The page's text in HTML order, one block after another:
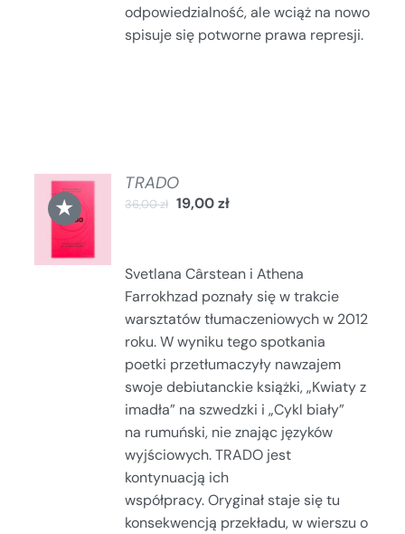
odpowiedzialność, ale wciąż na nowo
spisuje się potworne prawa represji.
★
DODAJ
DO
KOSZYKA
/
SZCZEGÓŁY
TRADO
36,00zł 19,00zł
Svetlana Cârstean i Athena
Farrokhzad poznały się w trakcie
warsztatów tłumaczeniowych w 2012
roku. W wyniku tego spotkania
poetki przetłumaczyły nawzajem
swoje debiutanckie książki, „Kwiaty z
imadła” na szwedzki i „Cykl biały”
na rumuński, nie znając języków
wyjściowych. TRADO jest
kontynuacją ich
współpracy. Oryginał staje się tu
konsekwencją przekładu, w wierszu o